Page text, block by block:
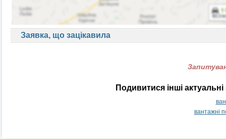
Заявка, що зацікавила
Подивитися інші
вантажні